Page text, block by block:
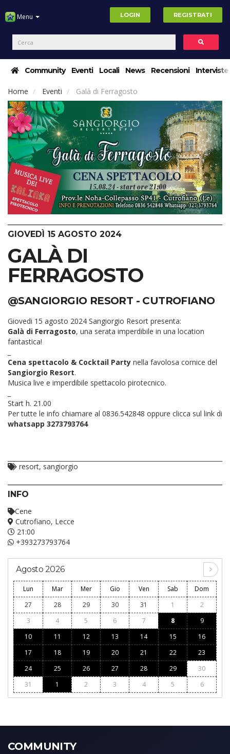
Menu LOGIN REGISTRATI
Community Eventi Locali News Recensioni Interviste
Home Eventi Galà di Ferragosto
GIOVEDÌ 15 AGOSTO 2024
GALÀ DI
FERRAGOSTO
@SANGIORGIO RESORT - CUTROFIANO
Giovedi 15 agosto 2024 Sangiorgio Resort presenta:
Galà di Ferragosto, una serata imperdibile in una location
fantastica!
Cena spettacolo & Cocktail Party nella favolosa cornice del
Sangiorgio Resort.
Musica live e imperdibile spettacolo pirotecnico.
Start h. 21.00
Per tutte le info chiamare al 0836.542848 oppure clicca sul link di
whatsapp 3273793764
resort, sangiorgio
INFO
Cene
Cutrofiano, Lecce
21:00
+393273793764
Agosto 2026
Lun Mar Mer Gio Ven Sab
Dom
27
28 29 30 31 1
2
3
4 5 6 7 8
9
10
11 12 13 14 15
16
17
18 19 20 21 22
23
24
25 26 27 28 29
30
31
1 2 3 4 5 6
COMMUNITY